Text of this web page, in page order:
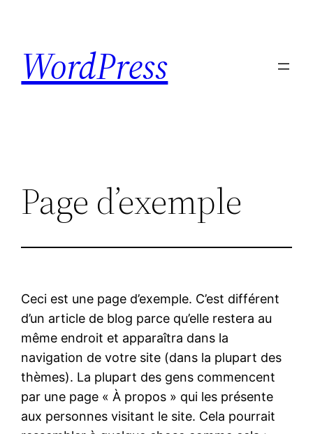
content
WordPress
Page d’exemple
Ceci est une page d’exemple. C’est différent
d’un article de blog parce qu’elle restera au
même endroit et apparaîtra dans la
navigation de votre site (dans la plupart des
thèmes). La plupart des gens commencent
par une page « À propos » qui les présente
aux personnes visitant le site. Cela pourrait